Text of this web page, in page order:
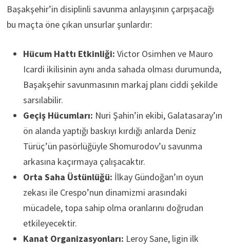
Başakşehir’in disiplinli savunma anlayışının çarpışacağı
bu maçta öne çıkan unsurlar şunlardır:
Hücum Hattı Etkinliği: Victor Osimhen ve Mauro
Icardi ikilisinin aynı anda sahada olması durumunda,
Başakşehir savunmasının markaj planı ciddi şekilde
sarsılabilir.
Geçiş Hücumları: Nuri Şahin’in ekibi, Galatasaray’ın
ön alanda yaptığı baskıyı kırdığı anlarda Deniz
Türüç’ün pasörlüğüyle Shomurodov’u savunma
arkasına kaçırmaya çalışacaktır.
Orta Saha Üstünlüğü: İlkay Gündoğan’ın oyun
zekası ile Crespo’nun dinamizmi arasındaki
mücadele, topa sahip olma oranlarını doğrudan
etkileyecektir.
Kanat Organizasyonları: Leroy Sane, ligin ilk